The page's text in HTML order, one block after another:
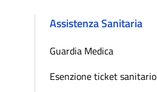
Assistenza Sanitaria
Guardia Medica
Esenzione ticket sanitario